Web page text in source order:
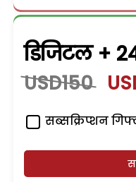
डिजिटल +
USD150
सब्सक्रिप्शन